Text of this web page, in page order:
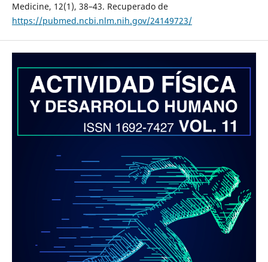
Medicine, 12(1), 38–43. Recuperado de
https://pubmed.ncbi.nlm.nih.gov/24149723/